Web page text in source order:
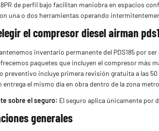
8PR de perfil bajo facilitan maniobra en espacios
una o dos herramientas operando
el compresor diesel airman
inventario permanente del PDS185 por
paquetes que incluyen el compresor más
preventivo incluye primera revisión gratuita a las
entrega el mismo día en obra dentro de la zona
sobre el seguro: El seguro aplica únicamente por
generales